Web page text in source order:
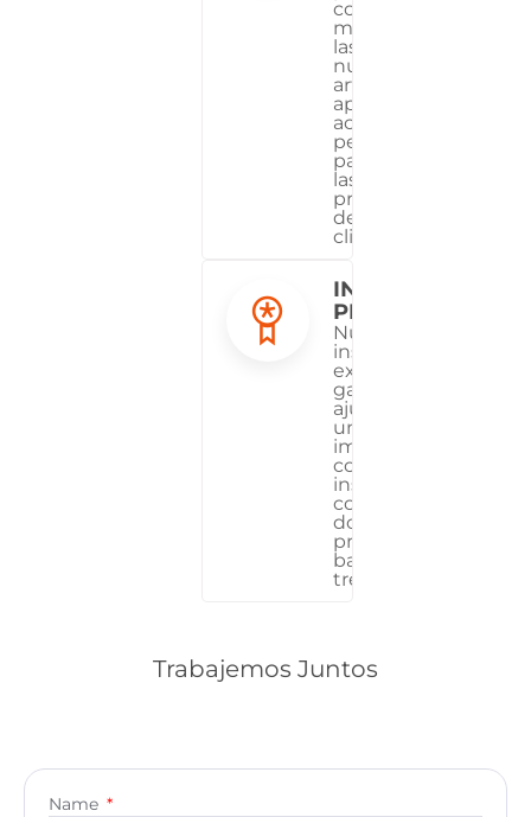
cortamos y
moldeamos
las piedras, y
nuestros
artesanos
aplican
acabados
personalizados
para satisfacer
las
preferencias
de cada
cliente.
INSTALACIÓN
PROFESIONAL
Nuestros
instaladores
expertos
garantizan un
ajuste perfecto y
un acabado
impecable,
completando
instalaciones de
cocinas en uno o
dos días y
proyectos de
baños en una a
tres semanas.
Trabajemos Juntos
Name